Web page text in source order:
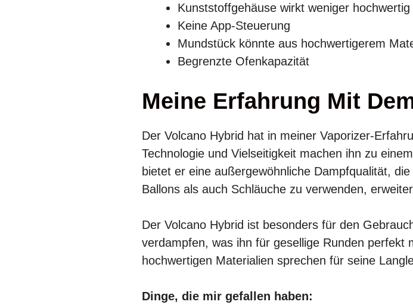
Kunststoffgehäuse wirkt weniger hochwertig
Keine App-Steuerung
Mundstück könnte aus hochwertigerem
Begrenzte Ofenkapazität
Meine Erfahrung Mit
Der Volcano Hybrid hat in meiner Vaporizer-
Technologie und Vielseitigkeit machen ihn zu
bietet er eine außergewöhnliche Dampfqualität,
Ballons als auch Schläuche zu verwenden,
Der Volcano Hybrid ist besonders für den
verdampfen, was ihn für gesellige Runden perfekt
hochwertigen Materialien sprechen für seine
Dinge, die mir gefallen haben: